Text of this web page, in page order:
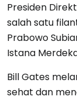
Presiden
salah satu
Prabowo
Istana
Bill Gates
sehat dan